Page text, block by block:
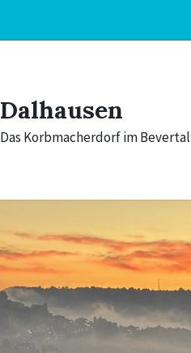
Dalhausen
Das Korbmacherdorf im